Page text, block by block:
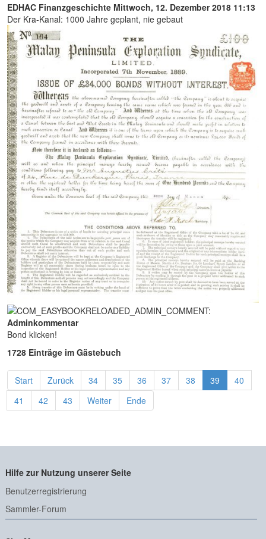
EDHAC Finanzgeschichte Mittwoch, 12. Dezember 2018 11:13
Der Kra-Kanal: 1000 Jahre geplant, nie gebaut
Adminkommentar
Bond klicken!
1728 Einträge im Gästebuch
Start Zurück 34 35 36 37 38 39
40
41
42 43 Weiter Ende
Hilfe zur Nutzung unserer Seite
Benutzerregistrierung
Sammler-Forum